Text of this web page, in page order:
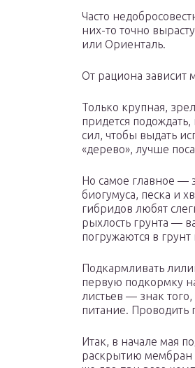
Часто
них-то точно
или Ориенталь.
От рациона зависит
Только крупная,
придется
сил, чтобы выдать
«дерево», лучше
Но самое главное —
биогумуса, песка и
гибридов любят
рыхлость грунта —
погружаются в
Подкармливать
первую подкормку
листьев — знак
питание. Проводить
Итак, в начале мая
раскрытию мембран